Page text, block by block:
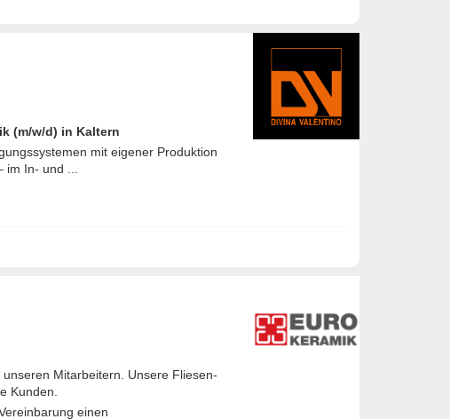
(m/w/d) in Kaltern
mit eigener Produktion
In- und ...
Mitarbeitern. Unsere Fliesen-
Kunden.
einen